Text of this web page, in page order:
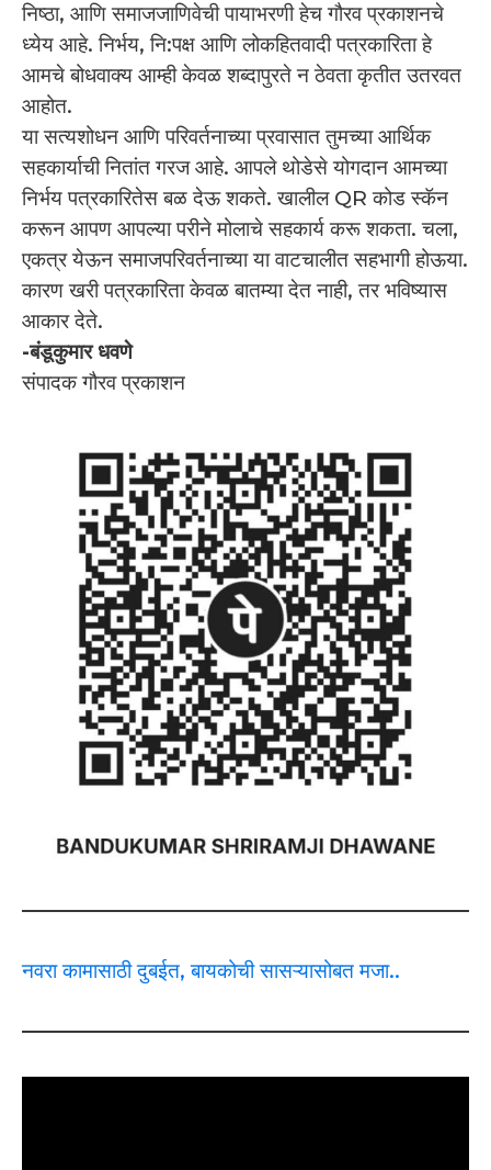
निष्ठा, आणि समाजजाणिवेची पायाभरणी हेच गौरव प्रकाशनचे
ध्येय आहे. निर्भय, नि:पक्ष आणि लोकहितवादी पत्रकारिता हे
आमचे बोधवाक्य आम्ही केवळ शब्दापुरते न ठेवता कृतीत उतरवत
आहोत.
या सत्यशोधन आणि परिवर्तनाच्या प्रवासात तुमच्या आर्थिक
सहकार्याची नितांत गरज आहे. आपले थोडेसे योगदान आमच्या
निर्भय पत्रकारितेस बळ देऊ शकते. खालील QR कोड स्कॅन
करून आपण आपल्या परीने मोलाचे सहकार्य करू शकता. चला,
एकत्र येऊन समाजपरिवर्तनाच्या या वाटचालीत सहभागी होऊया.
कारण खरी पत्रकारिता केवळ बातम्या देत नाही, तर भविष्यास
आकार देते.
-बंडूकुमार धवणे
संपादक गौरव प्रकाशन
नवरा कामासाठी दुबईत, बायकोची सासऱ्यासोबत मजा..